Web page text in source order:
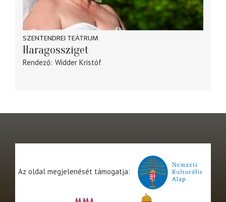
SZENTENDREI TEÁTRUM
Haragossziget
Rendező Widder Kristóf
Az oldal megjelenését támogatja: